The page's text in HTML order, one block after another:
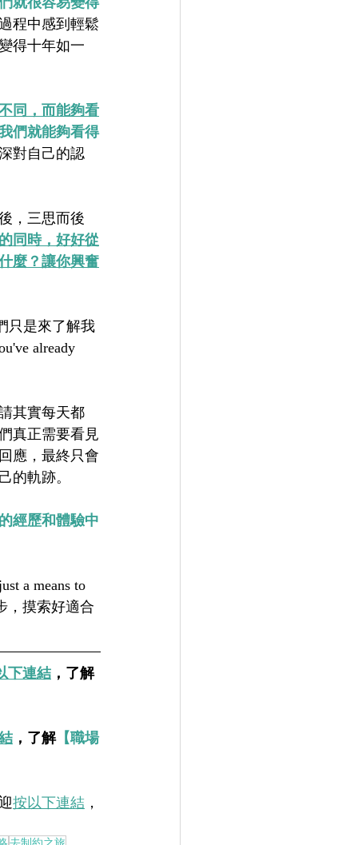
程中感到輕鬆
得十年如一
同，而能夠看
們就能夠看得
對自己的認
，三思而後
同時，好好從
麼？讓你興奮
只是來了解我
already
其實每天都
真正需要看見
應，最終只會
的軌跡。
經歷和體驗中
a means to
，摸索好適合
下連結 ，了解
，了解【職場
按以下連結 ，